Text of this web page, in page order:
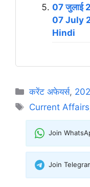
07 जुलाई
07 July
Hindi
Categories
करेंट अफेयर्स,
Tags
Current Affairs
Join
Join